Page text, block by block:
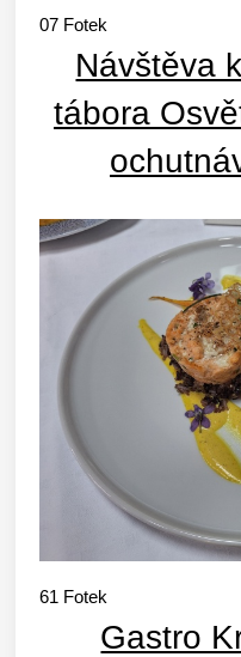
07 Fotek
Návštěva
tábora
61 Fotek
Gastro